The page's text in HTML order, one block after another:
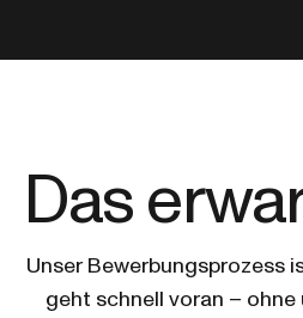
Das
Unser Bewerbungsprozess
geht schnell voran –